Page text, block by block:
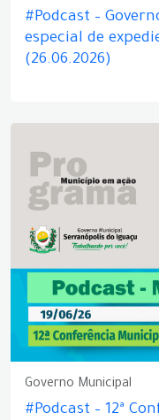
#Podcast –
especial de
(26.06.2026)
Governo Municipal
#Podcast – 12ª